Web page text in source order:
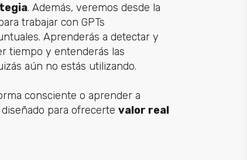
. Además, veremos desde la
trabajar con GPTs
Aprenderás a detectar y
tiempo y entenderás las
aún no estás utilizando.
consciente o aprender a
para ofrecerte valor real